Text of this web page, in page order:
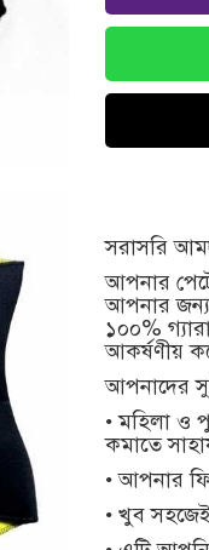
সরাসরি
আপনার
আপনার জন্য
১০০%
আকর্ষণীয়
আপনাদের
• মহিলা ও
কমাতে
• আপনার
• খুব